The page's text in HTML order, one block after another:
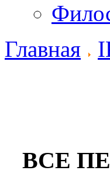
Главная
ВСЕ